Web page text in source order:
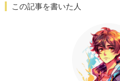
この記事を書いた人